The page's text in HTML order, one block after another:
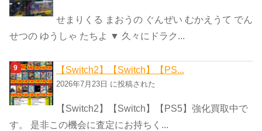
せまりくる まおうの ぐんぜい むかえうて でん
せつの ゆうしゃ たちよ ▼ 久々にドラク...
【Switch2】【Switch】【PS...
2026年7月23日 に投稿された
【Switch2】【Switch】【PS5】強化買取中で
す。 是非この機会に査定にお持ちく...